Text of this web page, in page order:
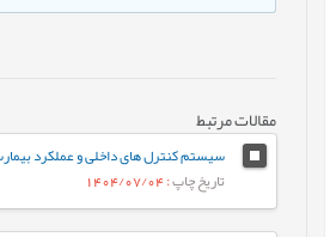
مقالات مرتبط
تاریخ چاپ: 1404/07/04